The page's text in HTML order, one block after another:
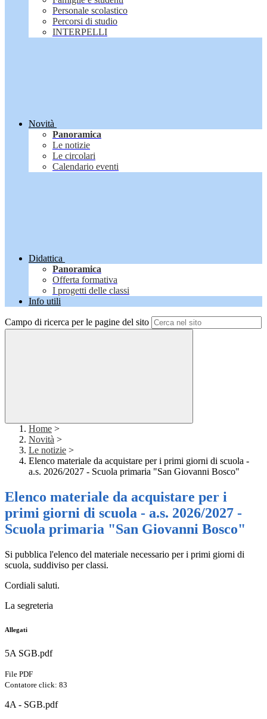
Personale scolastico
Percorsi di studio
INTERPELLI
Novità
Panoramica
Le notizie
Le circolari
Calendario eventi
Didattica
Panoramica
Offerta formativa
I progetti delle classi
Info utili
Campo di ricerca per le pagine del sito
Home >
Novità >
Le notizie >
Elenco materiale da acquistare per i primi giorni di scuola -
a.s. 2026/2027 - Scuola primaria "San Giovanni Bosco"
Elenco materiale da acquistare per i
primi giorni di scuola - a.s. 2026/2027 -
Scuola primaria "San Giovanni Bosco"
Si pubblica l'elenco del materiale necessario per i primi giorni di
scuola, suddiviso per classi.
Cordiali saluti.
La segreteria
Allegati
5A SGB.pdf
File PDF
Contatore click: 83
4A - SGB.pdf